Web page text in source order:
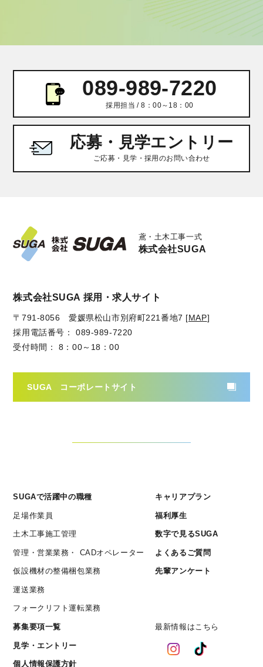
089-989-7220
採用担当 / 8：00～18：00
応募・見学エントリー
ご応募・見学・採用のお問い合わせ
鳶・土木工事一式
株式会社SUGA
株式会社SUGA 採用・求人サイト
〒791-8056 愛媛県松山市別府町221番地7 [MAP]
採用電話番号： 089-989-7220
受付時間： 8：00～18：00
SUGA コーポレートサイト
SUGAで活躍中の職種
足場作業員
土木工事施工管理
管理・営業業務・ CADオペレーター
仮設機材の整備梱包業務
運送業務
フォークリフト運転業務
キャリアプラン
福利厚生
数字で見るSUGA
よくあるご質問
先輩アンケート
募集要項一覧
見学・エントリー
個人情報保護方針
最新情報はこちら